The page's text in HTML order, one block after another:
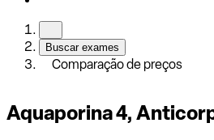
Buscar exames
Comparação de preços
Aquaporina 4,